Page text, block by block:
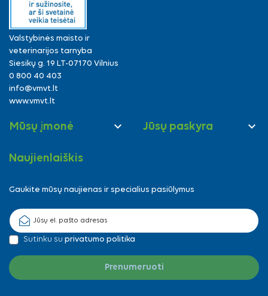
Valstybinės maisto ir
veterinarijos tarnyba
Siesikų g. 19 LT-07170 Vilnius
0 800 40 403
info@vmvt.lt
www.vmvt.lt
Mūsų įmonė  Jūsų paskyra 
Naujienlaiškis
Gaukite mūsų naujienas ir specialius pasiūlymus
Sutinku su privatumo politika